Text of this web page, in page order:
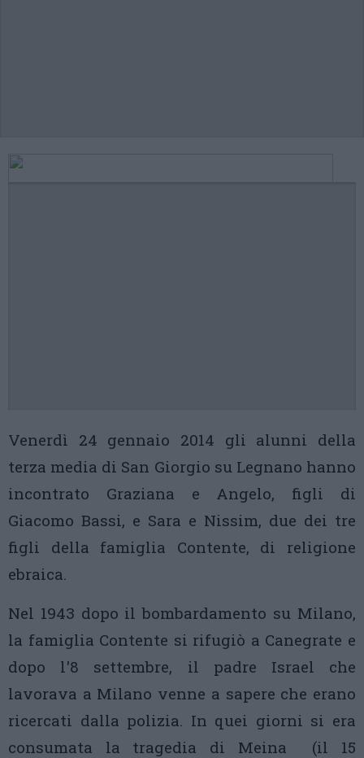
Venerdì 24 gennaio 2014 gli alunni della
terza media di San Giorgio su Legnano hanno
incontrato Graziana e Angelo, figli di
Giacomo Bassi, e Sara e Nissim, due dei tre
figli della famiglia Contente, di religione
ebraica.
Nel 1943 dopo il bombardamento su Milano,
la famiglia Contente si rifugiò a Canegrate e
dopo l'8 settembre, il padre Israel che
lavorava a Milano venne a sapere che erano
ricercati dalla polizia. In quei giorni si era
consumata la tragedia di Meina (il 15